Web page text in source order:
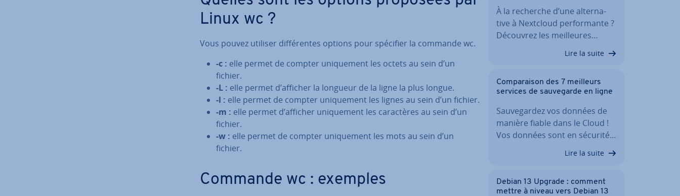
Linux wc ?
Vous pouvez utiliser dif­fé­rentes options pour spécifier la commande wc.
-c : elle permet de compter uni­que­ment les octets au sein d’un
fichier.
-L : elle permet d’afficher la longueur de la ligne la plus longue.
-l : elle permet de compter uni­que­ment les lignes au sein d’un fichier.
-m : elle permet d’afficher uni­que­ment les ca­rac­tères au sein d’un
fichier.
-w : elle permet de compter uni­que­ment les mots au sein d’un
fichier.
Commande wc : exemples
À la recherche d’une al­ter­na­
tive à Nextcloud per­for­mante ?
Découvrez les meil­leures…
Lire la suite
Com­pa­rai­son des 7 meilleurs
services de sau­ve­garde en ligne
Sau­ve­gar­dez vos données de
manière fiable dans le Cloud !
Vos données sont en sécurité…
Lire la suite
Debian 13 Upgrade : comment
mettre à niveau vers Debian 13